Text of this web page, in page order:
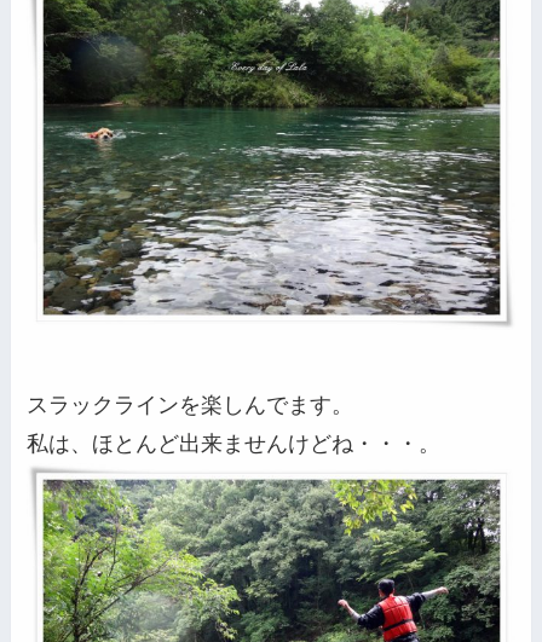
スラックラインを楽しんでます。
私は、ほとんど出来ませんけどね・・・。